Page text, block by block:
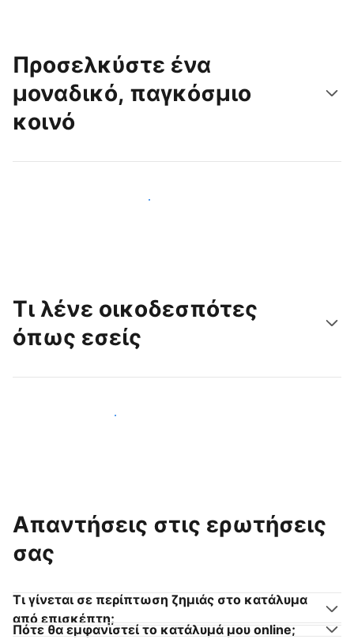
Προσελκύστε ένα
μοναδικό, παγκόσμιο
κοινό
Προσελκύστε νέους επισκέπτες σήμερα
Τι λένε οικοδεσπότες
όπως εσείς
Γίνετε κι εσείς οικοδεσπότης
Απαντήσεις στις ερωτήσεις
σας
Τι γίνεται σε περίπτωση ζημιάς στο κατάλυμα
από επισκέπτη;
Πότε θα εμφανιστεί το κατάλυμά μου online;